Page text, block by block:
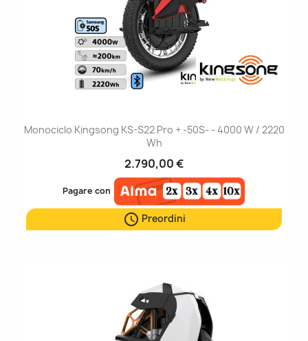
Monociclo Kingsong KS-S22 Pro + -50S- - 4000 W / 2220
Wh
2.790,00 €
Pagare con
 Preordini